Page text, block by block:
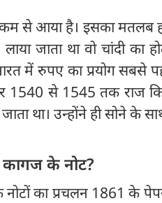
से आया है। इसका मतलब
जाता था वो चांदी का
में रुपए का प्रयोग सबसे
1540 से 1545 तक राज
था। उन्होंने ही सोने के
के नोट?
का प्रचलन 1861 के